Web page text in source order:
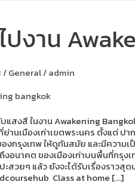
ปงาน
/General/admin
สงสี ในงาน Awakening
ย่านเมืองเก่าเขตพระนคร ตั้งแต่
งกรุงเทพ ให้ดูทันสมัย และมีความ
อนาคต ของเมืองเก่าบนพื้นที่กรุง
ะสวยๆ แล้ว ยังจะได้รับเรื่องราวสุ
Class at home […]